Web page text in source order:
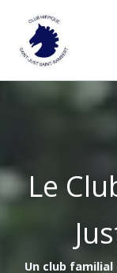
contenu
Le
Un club